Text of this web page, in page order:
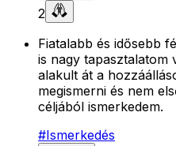
2
Fiatalabb és idősebb
is nagy tapasztalatom
alakult át a
megismerni és nem
céljából ismerkedem.
#Ismerkedés